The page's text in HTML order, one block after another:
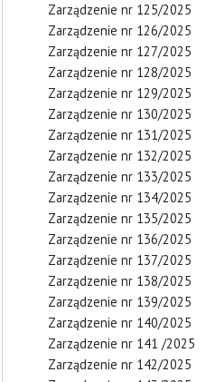
Zarządzenie nr 125/2025
Zarządzenie nr 126/2025
Zarządzenie nr 127/2025
Zarządzenie nr 128/2025
Zarządzenie nr 129/2025
Zarządzenie nr 130/2025
Zarządzenie nr 131/2025
Zarządzenie nr 132/2025
Zarządzenie nr 133/2025
Zarządzenie nr 134/2025
Zarządzenie nr 135/2025
Zarządzenie nr 136/2025
Zarządzenie nr 137/2025
Zarządzenie nr 138/2025
Zarządzenie nr 139/2025
Zarządzenie nr 140/2025
Zarządzenie nr 141 /2025
Zarządzenie nr 142/2025